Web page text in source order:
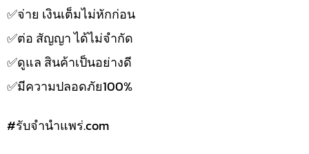
✅️จ่าย เงินเต็มไม่หักก่อน
✅️ต่อ สัญญา ได้ไม่จำกัด
✅️ดูแล สินค้าเป็นอย่างดี
✅️มีความปลอดภัย100%
#รับจํานําแพร่.com